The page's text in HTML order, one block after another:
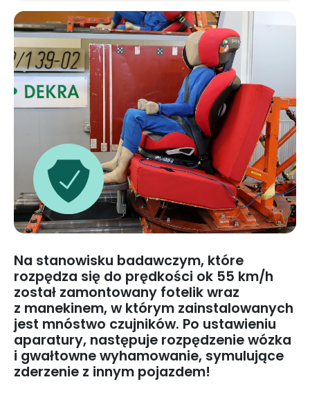
Na stanowisku badawczym, które
rozpędza się do prędkości ok 55 km/h
został zamontowany fotelik wraz
z manekinem, w którym zainstalowanych
jest mnóstwo czujników. Po ustawieniu
aparatury, następuje rozpędzenie wózka
i gwałtowne wyhamowanie, symulujące
zderzenie z innym pojazdem!